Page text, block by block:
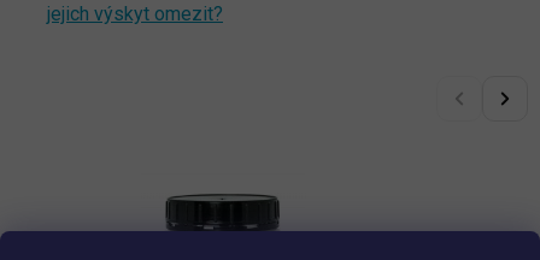
jejich výskyt omezit?